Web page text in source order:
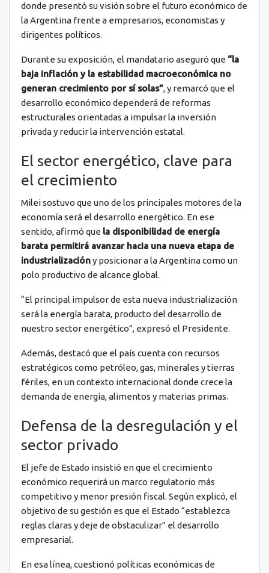
donde presentó su visión sobre el futuro económico de
la Argentina frente a empresarios, economistas y
dirigentes políticos.
Durante su exposición, el mandatario aseguró que “la
baja inflación y la estabilidad macroeconómica no
generan crecimiento por sí solas”, y remarcó que el
desarrollo económico dependerá de reformas
estructurales orientadas a impulsar la inversión
privada y reducir la intervención estatal.
El sector energético, clave para
el crecimiento
Milei sostuvo que uno de los principales motores de la
economía será el desarrollo energético. En ese
sentido, afirmó que la disponibilidad de energía
barata permitirá avanzar hacia una nueva etapa de
industrializacióny posicionar a la Argentina como un
polo productivo de alcance global.
“El principal impulsor de esta nueva industrialización
será la energía barata, producto del desarrollo de
nuestro sector energético”, expresó el Presidente.
Además, destacó que el país cuenta con recursos
estratégicos como petróleo, gas, minerales y tierras
fériles, en un contexto internacional donde crece la
demanda de energía, alimentos y materias primas.
Defensa de la desregulación y el
sector privado
El jefe de Estado insistió en que el crecimiento
económico requerirá un marco regulatorio más
competitivo y menor presión fiscal. Según explicó, el
objetivo de su gestión es que el Estado “establezca
reglas claras y deje de obstaculizar” el desarrollo
empresarial.
En esa línea, cuestionó políticas económicas de